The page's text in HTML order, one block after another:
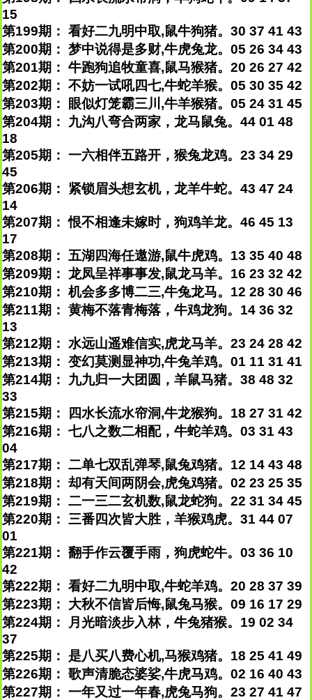
15
第199期： 看好二九明中取,鼠牛狗猪。30 37 41 43
第200期： 梦中说得是多财,牛虎兔龙。05 26 34 43
第201期： 牛跑狗追牧童喜,鼠马猴猪。20 26 27 42
第202期： 不妨一试吼四七,牛蛇羊猴。05 30 35 42
第203期： 眼似灯笼霸三川,牛羊猴猪。05 24 31 45
第204期： 九沟八弯合两家，龙马鼠兔。44 01 48
18
第205期： 一六相伴五路开，猴兔龙鸡。23 34 29
45
第206期： 紧锁眉头想玄机，龙羊牛蛇。43 47 24
14
第207期： 恨不相逢未嫁时，狗鸡羊龙。46 45 13
17
第208期： 五湖四海任遨游,鼠牛虎鸡。13 35 40 48
第209期： 龙凤呈祥事事发,鼠龙马羊。16 23 32 42
第210期： 机会多多博二三,牛兔龙马。12 28 30 46
第211期： 黄梅不落青梅落，牛鸡龙狗。14 36 32
13
第212期： 水远山遥难信实,虎龙马羊。23 24 28 42
第213期： 变幻莫测显神功,牛兔羊鸡。01 11 31 41
第214期： 九九归一大团圆，羊鼠马猪。38 48 32
33
第215期： 四水长流水帘洞,牛龙猴狗。18 27 31 42
第216期： 七八之数二相配，牛蛇羊鸡。03 31 43
04
第217期： 二单七双乱弹琴,鼠兔鸡猪。12 14 43 48
第218期： 却有天间两阴会,虎兔鸡猪。02 23 25 35
第219期： 二一三二玄机数,鼠龙蛇狗。22 31 34 45
第220期： 三番四次皆大胜，羊猴鸡虎。31 44 07
01
第221期： 翻手作云覆手雨，狗虎蛇牛。03 36 10
42
第222期： 看好二九明中取,牛蛇羊鸡。20 28 37 39
第223期： 大秋不信皆后悔,鼠兔马猴。09 16 17 29
第224期： 月光暗淡步入林，牛兔猪猴。19 02 34
37
第225期： 是八买八费心机,马猴鸡猪。18 25 41 49
第226期： 歌声清脆态婆娑,牛虎马鸡。02 16 40 43
第227期： 一年又过一年春,虎兔马狗。23 27 41 47